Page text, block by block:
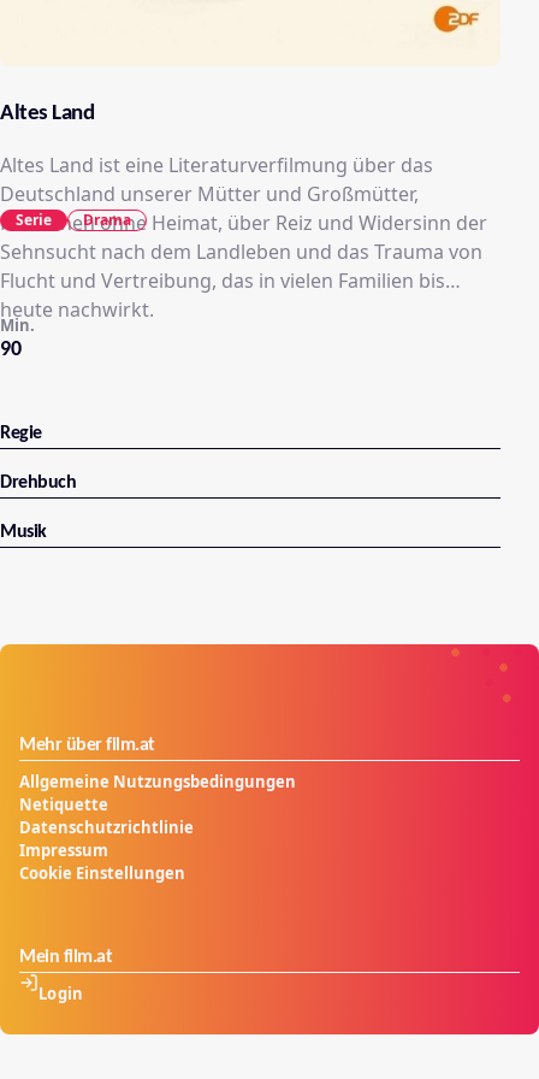
Altes Land
Altes Land ist eine Literaturverfilmung über das
Deutschland unserer Mütter und Großmütter,
Menschen ohne Heimat, über Reiz und Widersinn der
Sehnsucht nach dem Landleben und das Trauma von
Flucht und Vertreibung, das in vielen Familien bis
heute nachwirkt.
90
Min.
Serie Drama
Regie
Drehbuch
Musik
Mehr über film.at
Allgemeine Nutzungsbedingungen
Netiquette
Datenschutzrichtlinie
Impressum
Cookie Einstellungen
Mein film.at
Login